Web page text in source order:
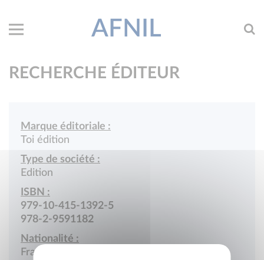
AFNIL
RECHERCHE ÉDITEUR
Marque éditoriale :
Toi édition
Type de société :
Edition
ISBN :
979-10-415-1392-5
978-2-9591182
Nationalité :
France